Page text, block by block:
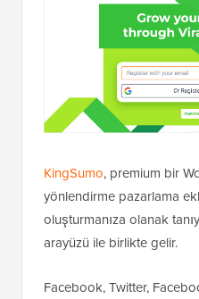
KingSumo, premium bir
yönlendirme pazarlama
oluşturmanıza olanak
arayüzü ile birlikte gelir.
Facebook, Twitter,